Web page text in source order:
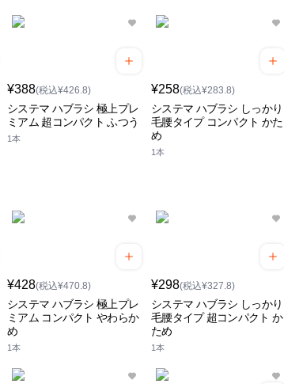
¥388(税込¥426.8)
システマ ハブラシ 極上プレ
ミアム 超コンパクト ふつう
1本
¥258(税込¥283.8)
システマ ハブラシ しっかり
毛腰タイプ コンパクト かた
め
1本
¥428(税込¥470.8)
システマ ハブラシ 極上プレ
ミアム コンパクト やわらか
め
1本
¥298(税込¥327.8)
システマ ハブラシ しっかり
毛腰タイプ 超コンパクト か
ため
1本